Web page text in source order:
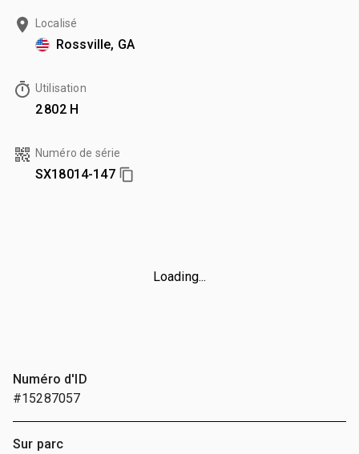
Localisé
Rossville, GA
Utilisation
2 802 H
Numéro de série
SX18014-147
Loading...
Numéro d'ID
#15287057
Sur parc